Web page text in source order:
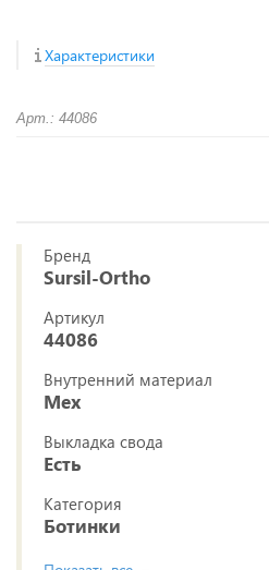
Характеристики
Арт.: 44086
Бренд
Sursil-Ortho
Артикул
44086
Внутренний материал
Мех
Выкладка свода
Есть
Категория
Ботинки